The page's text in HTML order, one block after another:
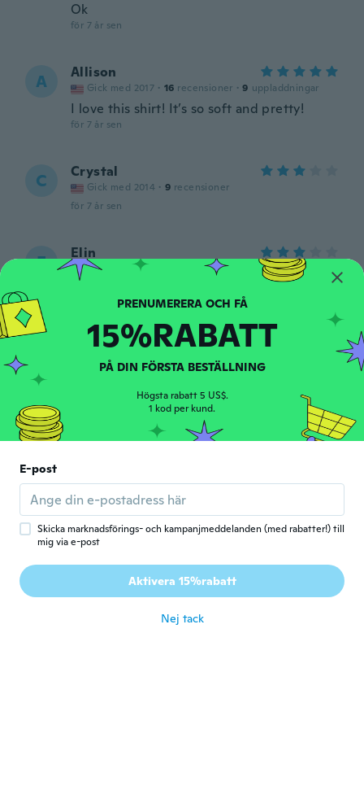
Ok
för 7 år sen
A Allison
Gick med 2017 · 16 recensioner · 9 uppladdningar
I love this shirt! It’s so soft and pretty!
för 7 år sen
C Crystal
Gick med 2014 · 9 recensioner
för 7 år sen
E Elin
Gick med 2014 recensioner
uppladdningar
Czarek
Gick med 2019 · 35 recensioner · 19 uppladdningar
Jest idealna
N
regular collection. It doesn’t feel or look
cheap. It feels like a $20 shirt. It’s cotton. I
am usually a medium but I wanted this shirt
to be slightly oversized so I ordered an XL.
Extremely happy with the results. Starting
kept rolling in. It looks cute worn different
PRENUMERERA OCH FÅ
15%RABATT
PÅ DIN FÖRSTA BESTÄLLNING
Högsta rabatt 5 US$.
1 kod per kund.
E-post
Skicka marknadsförings- och kampanjmeddelanden (med rabatter!) till
mig via e-post
Aktivera 15%rabatt
Nej tack